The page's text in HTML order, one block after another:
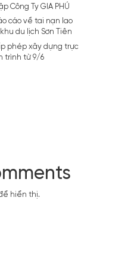
Công Ty GIA PHÚ
cáo về tai nạn lao
du lịch Sơn Tiên
phép xây dựng trực
trình từ 9/6
hiển thị.